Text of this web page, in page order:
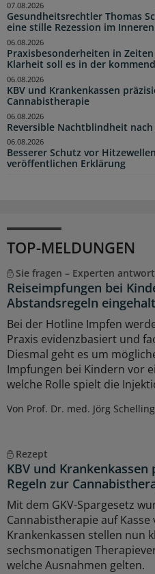
Gesundheitsrechtler Thomas
eine stille Rezession im
07.08.2026
Praxisbesonderheiten in Zeiten
Klarheit soll es in der
06.08.2026
KBV und Krankenkassen
Cannabistherapie
06.08.2026
Reversible Nachtblindheit
06.08.2026
Besserer Schutz vor
veröffentlichen Erklärung
06.08.2026
TOP-MELDUNGEN
Sie fragen – Experten
Reiseimpfungen bei
Abstandsregeln
Bei der Hotline Impfen
Praxis evidenzbasiert und
Diesmal geht es um
Impfungen bei Kindern vor
welche Rolle spielt die
Von Prof. Dr. med. Jörg Schelling
Rezept
KBV und
Regeln zur
Mit dem GKV-Spargesetz
Cannabistherapie auf Kasse
Krankenkassen stellen nun
sechsmonatigen
welche Ausnahmen gelten.